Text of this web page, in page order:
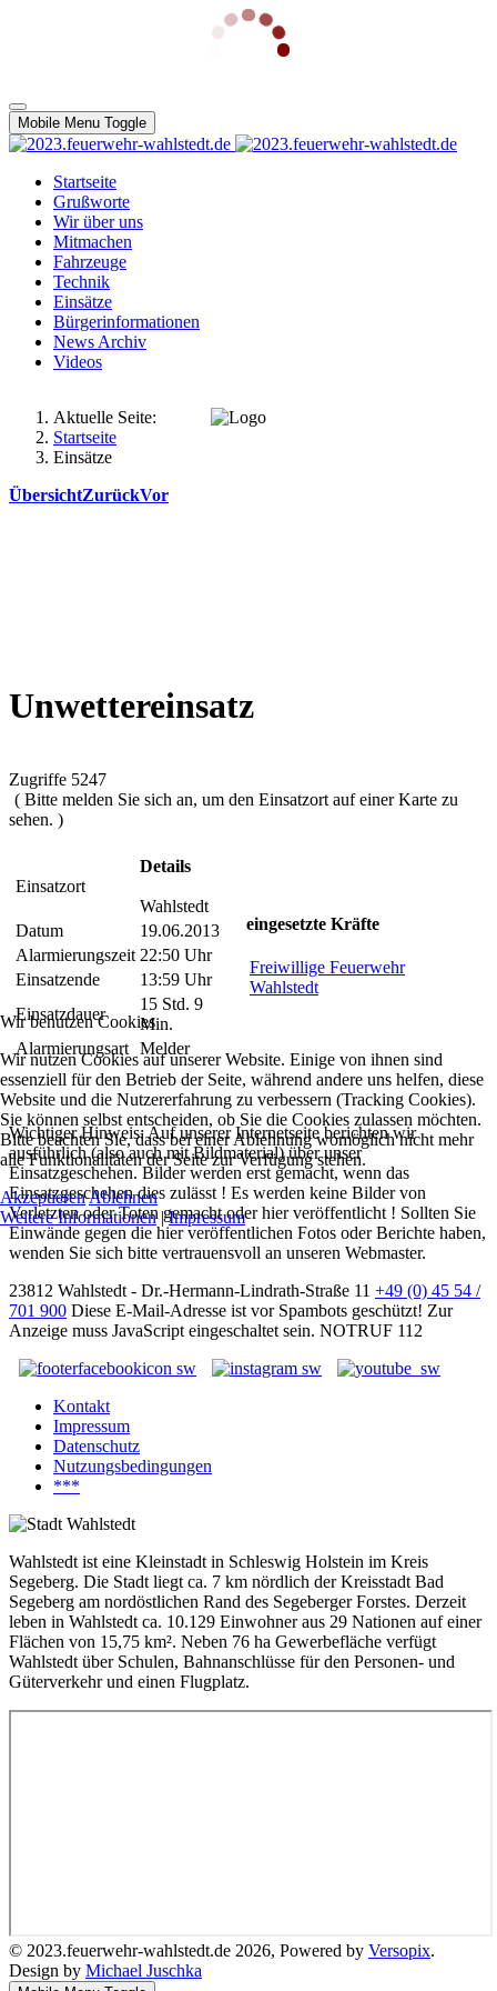
Mobile Menu Toggle
Startseite
Grußworte
Wir über uns
Mitmachen
Fahrzeuge
Technik
Einsätze
Bürgerinformationen
News Archiv
Videos
Aktuelle Seite:
Startseite
Einsätze
ÜbersichtZurückVor
Unwettereinsatz
Zugriffe 5247
( Bitte melden Sie sich an, um den Einsatzort auf einer Karte zu
sehen. )
Einsatzort
Details
Wahlstedt
Datum
19.06.2013
Alarmierungszeit 22:50 Uhr
Einsatzende
13:59 Uhr
Einsatzdauer
15 Std. 9
Min.
Alarmierungsart Melder
eingesetzte Kräfte
Freiwillige Feuerwehr
Wahlstedt
Wichtiger Hinweis: Auf unserer Internetseite berichten wir
ausführlich (also auch mit Bildmaterial) über unser
Einsatzgeschehen. Bilder werden erst gemacht, wenn das
Einsatzgeschehen dies zulässt ! Es werden keine Bilder von
Verletzten oder Toten gemacht oder hier veröffentlicht ! Sollten Sie
Einwände gegen die hier veröffentlichen Fotos oder Berichte haben,
wenden Sie sich bitte vertrauensvoll an unseren Webmaster.
23812 Wahlstedt - Dr.-Hermann-Lindrath-Straße 11 +49 (0) 45 54 /
701 900 Diese E-Mail-Adresse ist vor Spambots geschützt! Zur
Anzeige muss JavaScript eingeschaltet sein. NOTRUF 112
Kontakt
Impressum
Datenschutz
Nutzungsbedingungen
***
Wahlstedt ist eine Kleinstadt in Schleswig Holstein im Kreis
Segeberg. Die Stadt liegt ca. 7 km nördlich der Kreisstadt Bad
Segeberg am nordöstlichen Rand des Segeberger Forstes. Derzeit
leben in Wahlstedt ca. 10.129 Einwohner aus 29 Nationen auf einer
Flächen von 15,75 km². Neben 76 ha Gewerbefläche verfügt
Wahlstedt über Schulen, Bahnanschlüsse für den Personen- und
Güterverkehr und einen Flugplatz.
© 2023.feuerwehr-wahlstedt.de 2026, Powered by Versopix.
Design by Michael Juschka
Wir benutzen Cookies
Wir nutzen Cookies auf unserer Website. Einige von ihnen sind
essenziell für den Betrieb der Seite, während andere uns helfen, diese
Website und die Nutzererfahrung zu verbessern (Tracking Cookies).
Sie können selbst entscheiden, ob Sie die Cookies zulassen möchten.
Bitte beachten Sie, dass bei einer Ablehnung womöglich nicht mehr
alle Funktionalitäten der Seite zur Verfügung stehen.
AkzeptierenAblehnen
Weitere Informationen|Impressum